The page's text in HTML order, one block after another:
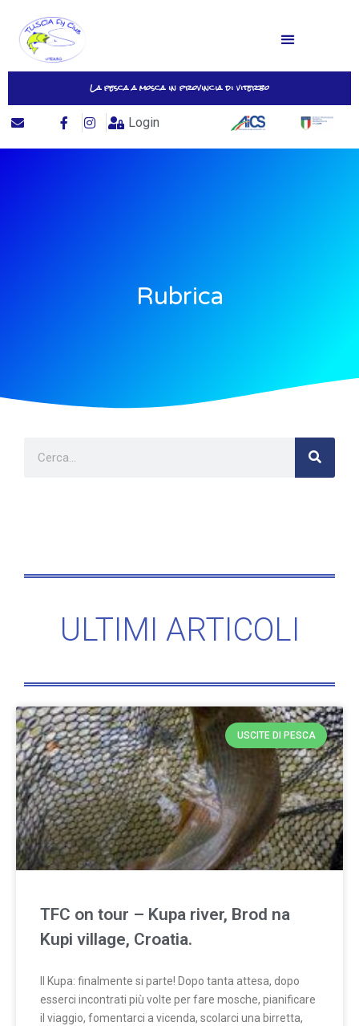
La pesca a mosca in provincia di viterbo
Login
Rubrica
ULTIMI ARTICOLI
USCITE DI PESCA
TFC on tour – Kupa river, Brod na
Kupi village, Croatia.
Il Kupa: finalmente si parte! Dopo tanta attesa, dopo
esserci incontrati più volte per fare mosche, pianificare
il viaggio, fomentarci a vicenda, scolarci una birretta,